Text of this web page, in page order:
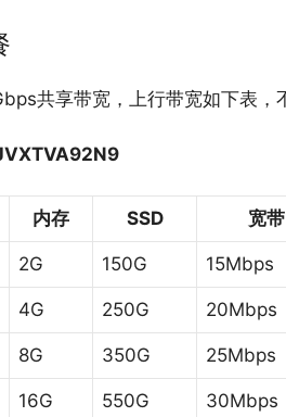
共享带宽，上行带宽如下表，
内存 SSD 宽带
2G 150G 15Mbps
4G 250G 20Mbps
8G 350G 25Mbps
16G 550G 30Mbps